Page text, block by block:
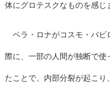
体にグロテスクなものを感じ
ベラ・ロナがコスモ・バビ
際に、一部の人間が独断で使
たことで、内部分裂が起こり